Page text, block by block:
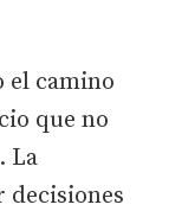
el camino
que no
La